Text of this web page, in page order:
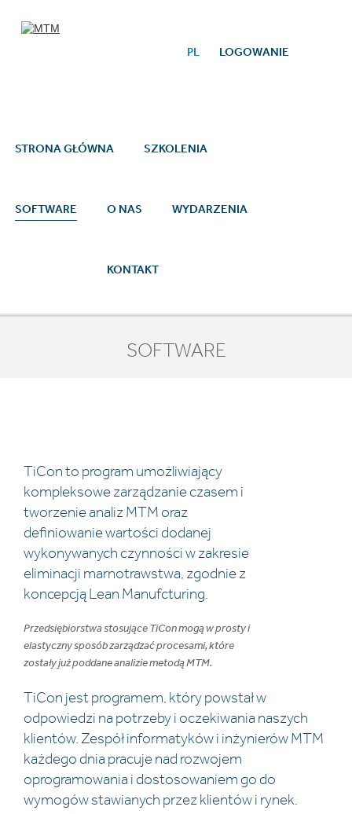
PL LOGOWANIE
STRONA GŁÓWNA SZKOLENIA
SOFTWARE O NAS WYDARZENIA
KONTAKT
SOFTWARE
TiCon to program umożliwiający
kompleksowe zarządzanie czasem i
tworzenie analiz MTM oraz
definiowanie wartości dodanej
wykonywanych czynności w zakresie
eliminacji marnotrawstwa, zgodnie z
koncepcją Lean Manufcturing.
Przedsiębiorstwa stosujące TiCon mogą w prosty i
elastyczny sposób zarządzać procesami, które
zostały już poddane analizie metodą MTM.
TiCon jest programem, który powstał w
odpowiedzi na potrzeby i oczekiwania naszych
klientów. Zespół informatyków i inżynierów MTM
każdego dnia pracuje nad rozwojem
oprogramowania i dostosowaniem go do
wymogów stawianych przez klientów i rynek.